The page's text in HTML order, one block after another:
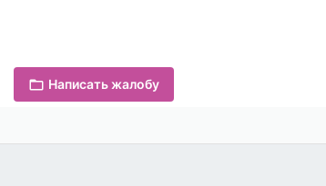
Написать жалобу